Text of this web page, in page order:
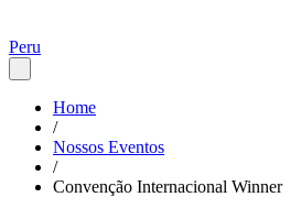
Peru
Home
/
Nossos Eventos
/
Convenção Internacional Winner